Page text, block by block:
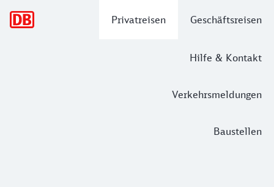
Privatreisen Geschäftsreisen
Hilfe & Kontakt
Verkehrsmeldungen
Baustellen